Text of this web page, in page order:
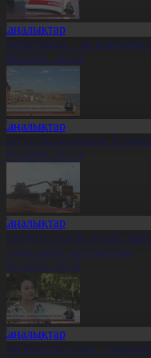
– ақ жартасқа
20:14
тұзды көлдерде 6 адам
20:13
солтүстіктегі
құттықтады
20:11
Конституция – жарқын